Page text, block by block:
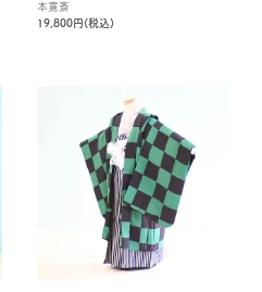
本寛斎
19,800円(税込)